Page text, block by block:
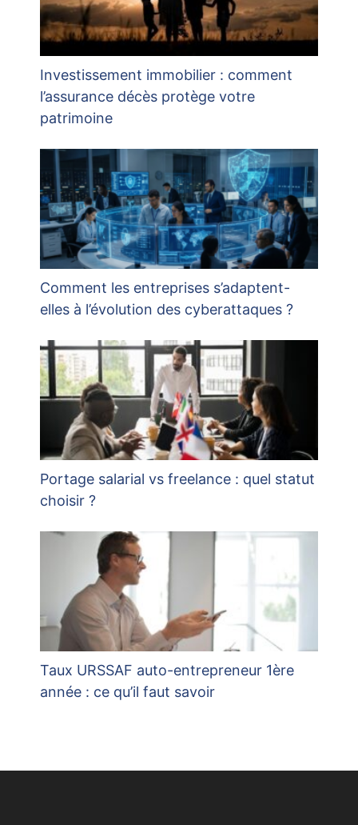
Investissement immobilier : comment
l’assurance décès protège votre
patrimoine
Comment les entreprises s’adaptent-
elles à l’évolution des cyberattaques ?
Portage salarial vs freelance : quel statut
choisir ?
Taux URSSAF auto-entrepreneur 1ère
année : ce qu’il faut savoir